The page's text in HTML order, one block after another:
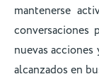
mantenerse
conversaciones
nuevas
alcanzados en